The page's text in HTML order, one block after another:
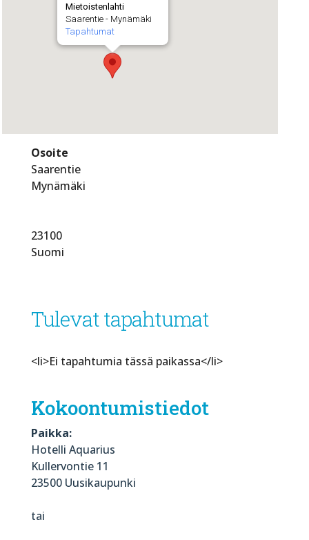
Mietoistenlahti
Saarentie - Mynämäki
Tapahtumat
Osoite
Saarentie
Mynämäki
23100
Suomi
Tulevat tapahtumat
<li>Ei tapahtumia tässä paikassa</li>
Kokoontumistiedot
Paikka:
Hotelli Aquarius
Kullervontie 11
23500 Uusikaupunki
tai